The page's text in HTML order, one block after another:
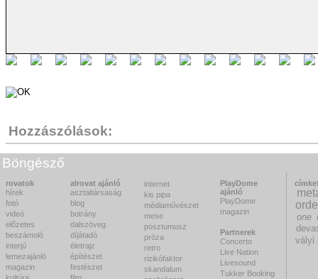
Hozzászólások:
Böngésző
rovatok
hírek
fotó
videó
előzetes
beszámoló
interjú
lemezajánló
magazin
alrovat ajánló
asztaltársaság
blog
botrány
dalszöveg
díjátadó
életrajz
építészet
festészet
internet
kis pipa
médiaművészet
mese
posztumusz
próza
retro
rizikófaktor
skandalum
PlayDome
ajánló
PlayDome
magazin
Partnerek
Concerto
Live Nation
Livesound
Tukker Booking
one
vályi